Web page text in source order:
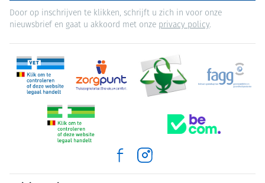
Door op inschrijven te klikken, schrijft u zich in voor onze
nieuwsbrief en gaat u akkoord met onze privacy policy.